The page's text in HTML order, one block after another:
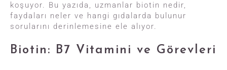
koşuyor. Bu yazıda, uzmanlar biotin nedir,
faydaları neler ve hangi gıdalarda bulunur
sorularını derinlemesine ele alıyor.
Biotin: B7 Vitamini ve Görevleri